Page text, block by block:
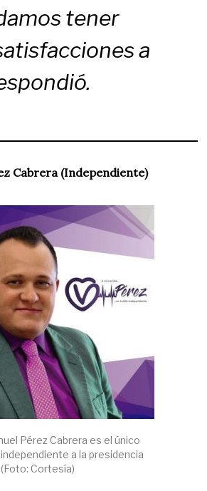
tener
a
Cabrera (Independiente)
Pérez Cabrera es el único
a la presidencia
Cortesía)